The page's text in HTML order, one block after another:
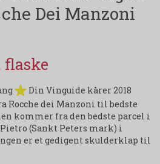
Dei Manzoni
Din Vinguide kårer 2018
Rocche dei Manzoni til bedste
kommer fra den bedste parcel i
(Sankt Peters mark) i
er et gedigent skulderklap til